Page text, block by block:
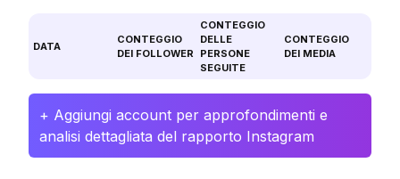
DATA
CONTEGGIO
DEI FOLLOWER
CONTEGGIO
DELLE
PERSONE
SEGUITE
CONTEGGIO
DEI MEDIA
+ Aggiungi account per approfondimenti e
analisi dettagliata del rapporto Instagram